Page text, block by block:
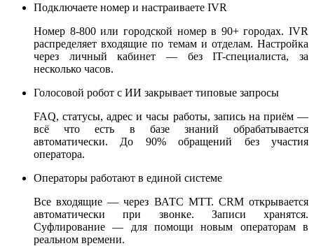
Подключаете номер и настраиваете IVR
Номер 8-800 или городской номер в 90+ городах. IVR
распределяет входящие по темам и отделам. Настройка
через личный кабинет — без IT-специалиста, за
несколько часов.
Голосовой робот с ИИ закрывает типовые запросы
FAQ, статусы, адрес и часы работы, запись на приём —
всё что есть в базе знаний обрабатывается
автоматически. До 90% обращений без участия
оператора.
Операторы работают в единой системе
Все входящие — через ВАТС МТТ. CRM открывается
автоматически при звонке. Записи хранятся.
Суфлирование — для помощи новым операторам в
реальном времени.